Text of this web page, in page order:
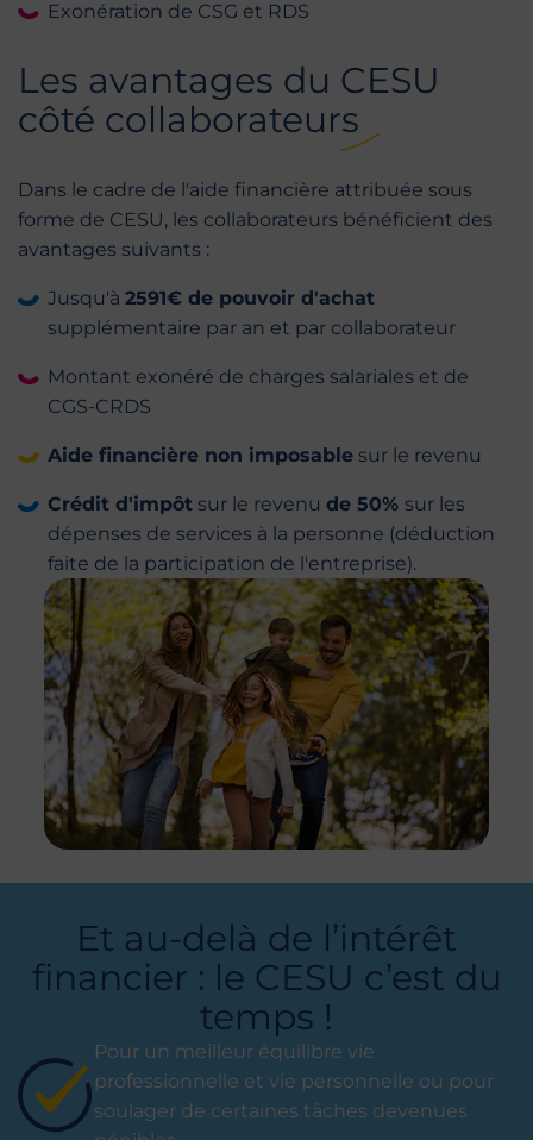
Exonération de CSG et RDS
Les avantages du CESU
côté collaborateurs
Dans le cadre de l'aide financière attribuée sous
forme de CESU, les collaborateurs bénéficient des
avantages suivants :
Jusqu'à 2591€ de pouvoir d'achat
supplémentaire par an et par collaborateur
Montant exonéré de charges salariales et de
CGS-CRDS
Aide financière non imposable sur le revenu
Crédit d'impôt sur le revenu de 50% sur les
dépenses de services à la personne (déduction
faite de la participation de l'entreprise).
Et au-delà de l’intérêt
financier : le CESU c’est du
temps !
Pour un meilleur équilibre vie
professionnelle et vie personnelle ou pour
soulager de certaines tâches devenues